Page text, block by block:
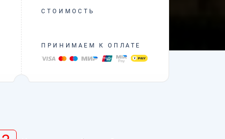
СТОИМОСТЬ
ПРИНИМАЕМ К ОПЛАТЕ